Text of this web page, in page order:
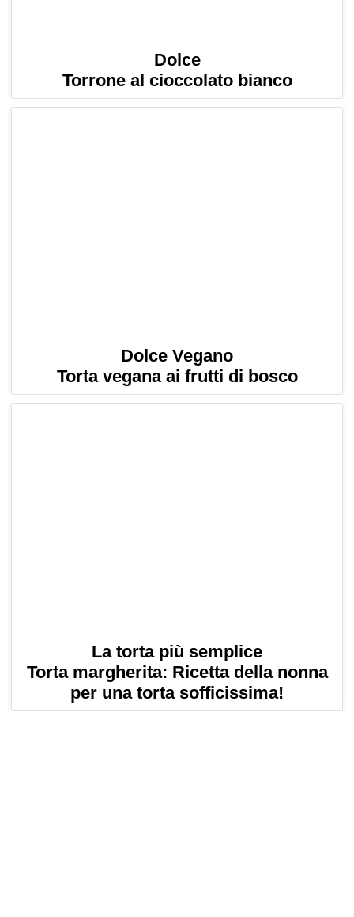
Dolce
Torrone al cioccolato bianco
Dolce Vegano
Torta vegana ai frutti di bosco
La torta più semplice
Torta margherita: Ricetta della nonna
per una torta sofficissima!